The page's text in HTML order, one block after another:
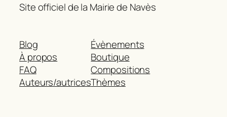
Site officiel de la Mairie de Navès
Blog
À propos
FAQ
Auteurs/autrices
Évènements
Boutique
Compositions
Thèmes